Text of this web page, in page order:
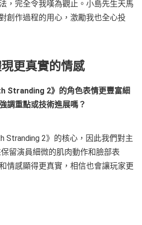
，完全令我嘆為觀止。小島先生天馬
創作過程的用心，激勵我也全心投
更真實的情感
Stranding 2》的角色表情更豐富細
調重點或技術進展嗎？
Stranding 2》的核心，因此我們對主
留演員細微的肌肉動作和臉部表
情感顯得更真實，相信也會讓玩家更